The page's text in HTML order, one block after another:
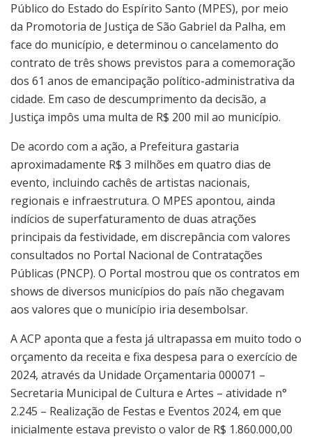
Público do Estado do Espírito Santo (MPES), por meio
da Promotoria de Justiça de São Gabriel da Palha, em
face do município, e determinou o cancelamento do
contrato de três shows previstos para a comemoração
dos 61 anos de emancipação político-administrativa da
cidade. Em caso de descumprimento da decisão, a
Justiça impôs uma multa de R$ 200 mil ao município.
De acordo com a ação, a Prefeitura gastaria
aproximadamente R$ 3 milhões em quatro dias de
evento, incluindo cachês de artistas nacionais,
regionais e infraestrutura. O MPES apontou, ainda
indícios de superfaturamento de duas atrações
principais da festividade, em discrepância com valores
consultados no Portal Nacional de Contratações
Públicas (PNCP). O Portal mostrou que os contratos em
shows de diversos municípios do país não chegavam
aos valores que o município iria desembolsar.
A ACP aponta que a festa já ultrapassa em muito todo o
orçamento da receita e fixa despesa para o exercício de
2024, através da Unidade Orçamentaria 000071 –
Secretaria Municipal de Cultura e Artes – atividade n°
2.245 – Realização de Festas e Eventos 2024, em que
inicialmente estava previsto o valor de R$ 1.860.000,00